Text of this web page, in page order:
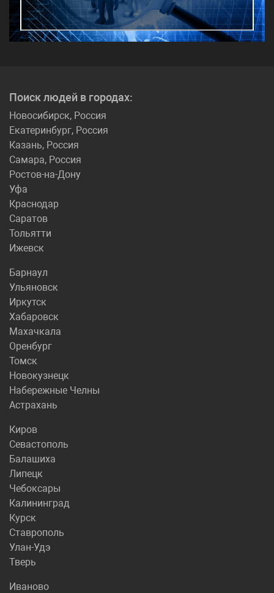
Поиск людей в городах:
Новосибирск, Россия
Екатеринбург, Россия
Казань, Россия
Самара, Россия
Ростов-на-Дону
Уфа
Краснодар
Саратов
Тольятти
Ижевск
Барнаул
Ульяновск
Иркутск
Хабаровск
Махачкала
Оренбург
Томск
Новокузнецк
Набережные Челны
Астрахань
Киров
Севастополь
Балашиха
Липецк
Чебоксары
Калининград
Курск
Ставрополь
Улан-Удэ
Тверь
Иваново